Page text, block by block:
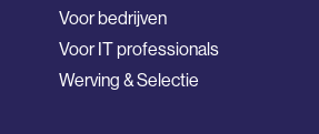
Voor bedrijven
Voor IT professionals
Werving & Selectie